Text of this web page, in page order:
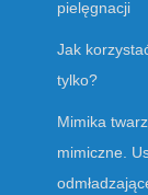
pielęgnacji
Jak
tylko?
Mimika
mimiczne.